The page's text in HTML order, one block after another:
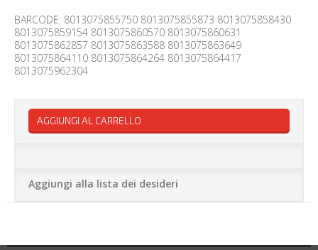
BARCODE: 8013075855750 8013075855873 8013075858430
8013075859154 8013075860570 8013075860631
8013075862857 8013075863588 8013075863649
8013075864110 8013075864264 8013075864417
8013075962304
AGGIUNGI AL CARRELLO
Aggiungi alla lista dei desideri